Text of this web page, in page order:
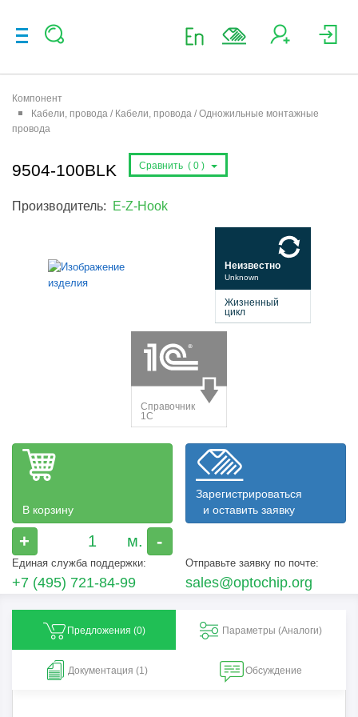
Компонент
Кабели, провода / Кабели, провода / Одножильные монтажные
провода
9504-100BLK Сравнить ( 0 )
Производитель: E-Z-Hook
В корзину
+ -
Зарегистрироваться
и оставить заявку
Единая служба поддержки:
+7 (495) 721-84-99
Отправьте заявку по почте:
sales@optochip.org
Предложения (0) Параметры (Aналоги)
Документация (1) Обсуждение